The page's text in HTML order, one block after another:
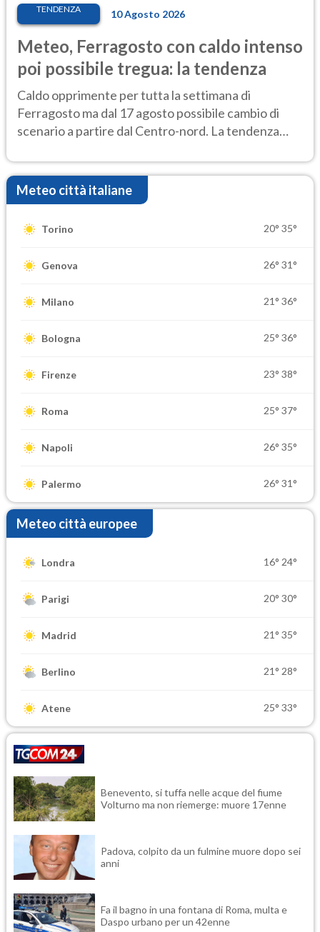
TENDENZA 10 Agosto 2026
Meteo, Ferragosto con caldo intenso
poi possibile tregua: la tendenza
Caldo opprimente per tutta la settimana di
Ferragosto ma dal 17 agosto possibile cambio di
scenario a partire dal Centro-nord. La tendenza
Meteo città italiane
Torino 20° 35°
Genova 26° 31°
Milano 21° 36°
Bologna 25° 36°
Firenze 23° 38°
Roma 25° 37°
Napoli 26° 35°
Palermo 26° 31°
Meteo città europee
Londra 16° 24°
Parigi 20° 30°
Madrid 21° 35°
Berlino 21° 28°
Atene 25° 33°
Benevento, si tuffa nelle acque del fiume
Volturno ma non riemerge: muore 17enne
Padova, colpito da un fulmine muore dopo sei
anni
Fa il bagno in una fontana di Roma, multa e
Daspo urbano per un 42enne